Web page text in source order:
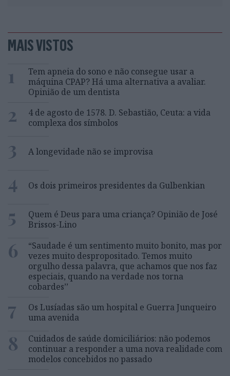
MAIS VISTOS
1
Tem apneia do sono e não consegue usar a
máquina CPAP? Há uma alternativa a avaliar.
Opinião de um dentista
2
4 de agosto de 1578. D. Sebastião, Ceuta: a vida
complexa dos símbolos
3 A longevidade não se improvisa
4 Os dois primeiros presidentes da Gulbenkian
5
Quem é Deus para uma criança? Opinião de José
Brissos-Lino
6
“Saudade é um sentimento muito bonito, mas por
vezes muito despropositado. Temos muito
orgulho dessa palavra, que achamos que nos faz
especiais, quando na verdade nos torna
cobardes’’
7
Os Lusíadas são um hospital e Guerra Junqueiro
uma avenida
8
Cuidados de saúde domiciliários: não podemos
continuar a responder a uma nova realidade com
modelos concebidos no passado